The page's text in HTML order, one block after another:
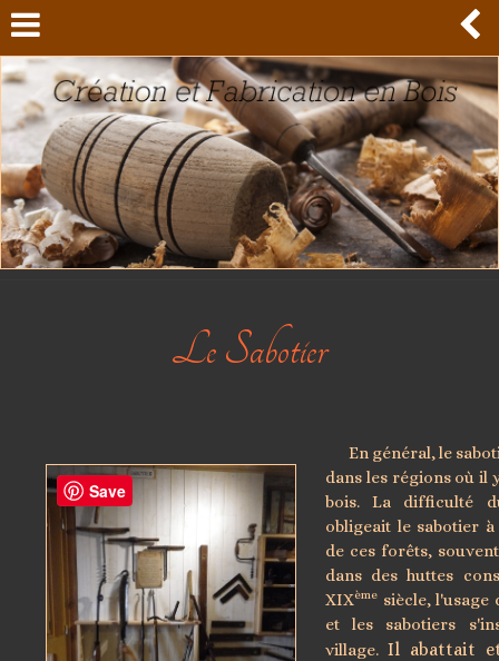
Le Sabotier
En général, le
dans les régions où il
bois. La difficulté
obligeait le sabotier
de ces forêts,
dans des huttes
XIXème siècle, l'usage
et les sabotiers
village. Il abattait
Save